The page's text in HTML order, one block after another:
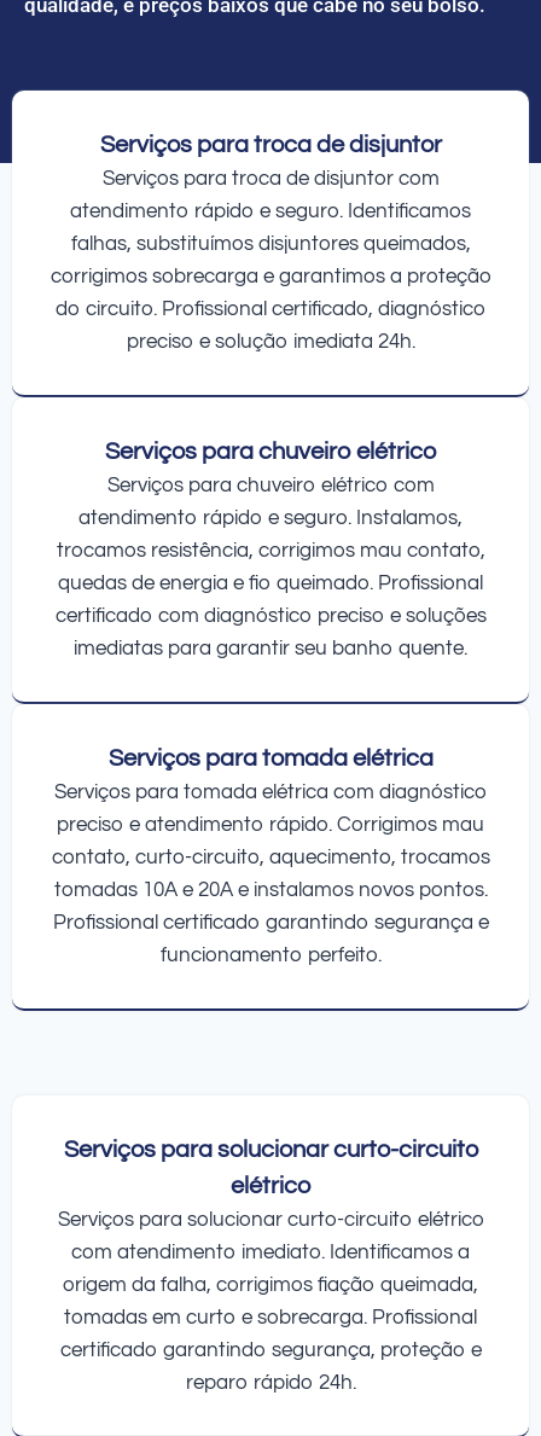
Serviços para troca de disjuntor
Serviços para troca de disjuntor com
atendimento rápido e seguro. Identificamos
falhas, substituímos disjuntores queimados,
corrigimos sobrecarga e garantimos a proteção
do circuito. Profissional certificado, diagnóstico
preciso e solução imediata 24h.
Serviços para chuveiro elétrico
Serviços para chuveiro elétrico com
atendimento rápido e seguro. Instalamos,
trocamos resistência, corrigimos mau contato,
quedas de energia e fio queimado. Profissional
certificado com diagnóstico preciso e soluções
imediatas para garantir seu banho quente.
Serviços para tomada elétrica
Serviços para tomada elétrica com diagnóstico
preciso e atendimento rápido. Corrigimos mau
contato, curto-circuito, aquecimento, trocamos
tomadas 10A e 20A e instalamos novos pontos.
Profissional certificado garantindo segurança e
funcionamento perfeito.
Serviços para solucionar curto-circuito
elétrico
Serviços para solucionar curto-circuito elétrico
com atendimento imediato. Identificamos a
origem da falha, corrigimos fiação queimada,
tomadas em curto e sobrecarga. Profissional
certificado garantindo segurança, proteção e
reparo rápido 24h.